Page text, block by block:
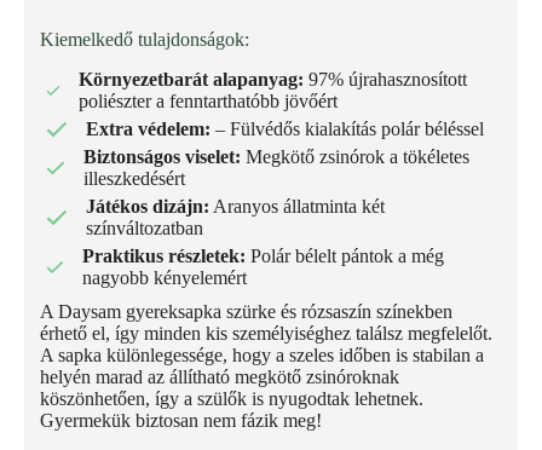
Kiemelkedő tulajdonságok:
Környezetbarát alapanyag: 97% újrahasznosított
poliészter a fenntarthatóbb jövőért
Extra védelem: – Fülvédős kialakítás polár béléssel
Biztonságos viselet: Megkötő zsinórok a tökéletes
illeszkedésért
Játékos dizájn: Aranyos állatminta két
színváltozatban
Praktikus részletek: Polár bélelt pántok a még
nagyobb kényelemért
A Daysam gyereksapka szürke és rózsaszín színekben
érhető el, így minden kis személyiséghez találsz megfelelőt.
A sapka különlegessége, hogy a szeles időben is stabilan a
helyén marad az állítható megkötő zsinóroknak
köszönhetően, így a szülők is nyugodtak lehetnek.
Gyermekük biztosan nem fázik meg!